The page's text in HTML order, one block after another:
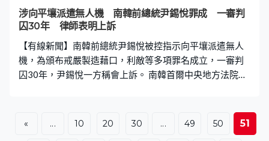
公司致歉 網民促追究刑事責任 據日本傳媒報道，福岡縣
某兒童諮詢所接獲200多宗檢舉，質疑該行為涉及兒童虐
護，所幸幼童並未發現有明顯
涉向平壤派遣無人機 南韓前總統尹錫悅罪成 一審判
囚30年 律師表明上訴
【有線新聞】南韓前總統尹錫悅被控指示向平壤派遣無人
機，為頒布戒嚴製造藉口，利敵等多項罪名成立，一審判
囚30年，尹錫悅一方稱會上訴。 南韓首爾中央地方法院就
權利罪罪名成立，判處30年有期徒刑。同案被告、時任防
長金龍顯亦判囚30年，時任反間諜司令官呂寅兄判處15
« ... 10 20 30 ... 49 50 51